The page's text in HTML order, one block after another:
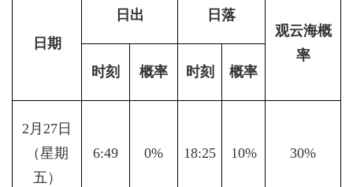
日期
日出
日落
观云海概
率
时刻
概率 时刻 概率
2月27日
（星期
五）
6:49 0% 18:25 10% 30%